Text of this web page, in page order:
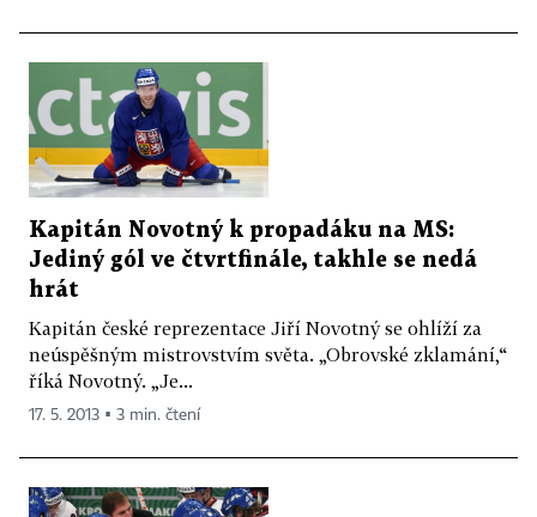
Kapitán Novotný k propadáku na MS:
Jediný gól ve čtvrtfinále, takhle se nedá
hrát
Kapitán české reprezentace Jiří Novotný se ohlíží za
neúspěšným mistrovstvím světa. „Obrovské zklamání,“
říká Novotný. „Je...
17. 5. 2013 ▪ 3 min. čtení